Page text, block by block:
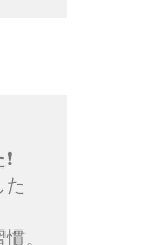
た
。